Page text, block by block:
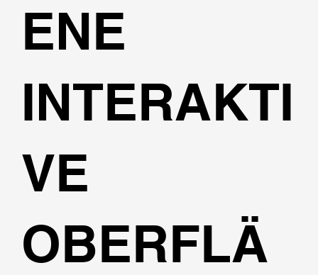
ENE
INTERAKTI
VE
OBERFLÄ